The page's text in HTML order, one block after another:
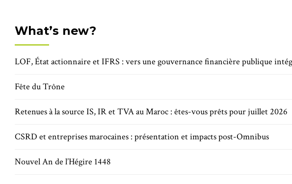
What’s new?
LOF, État actionnaire et IFRS : vers une gouvernance financière publique
Fête du Trône
Retenues à la source IS, IR et TVA au Maroc : êtes-vous prêts pour juillet 2026
CSRD et entreprises marocaines : présentation et impacts post-Omnibus
Nouvel An de l’Hégire 1448